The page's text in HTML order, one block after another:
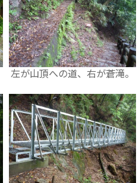
左が山頂への道、右が蒼滝。